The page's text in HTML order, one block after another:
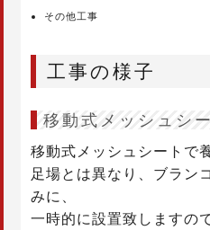
その他工事
工事の様子
移動式メッシュシ
移動式メッシュシートで
足場とは異なり、ブラン
みに、
一時的に設置致しますの